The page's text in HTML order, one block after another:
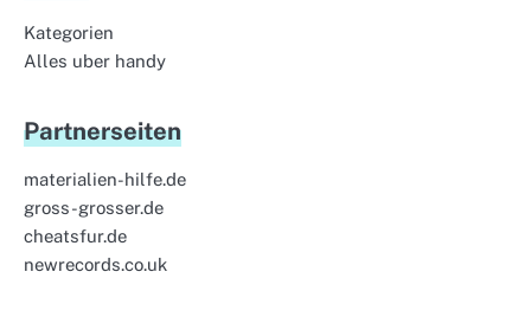
Kategorien
Alles uber handy
Partnerseiten
materialien-hilfe.de
gross-grosser.de
cheatsfur.de
newrecords.co.uk